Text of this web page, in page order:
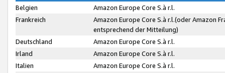
Belgien
Amazon Europe Core S.à r.l.
Frankreich
Amazon Europe Core S.à r.l.(oder Amazon
entsprechend der Mitteilung)
Deutschland
Amazon Europe Core S.à r.l.
Irland
Amazon Europe Core S.à r.l.
Italien
Amazon Europe Core S.à r.l.